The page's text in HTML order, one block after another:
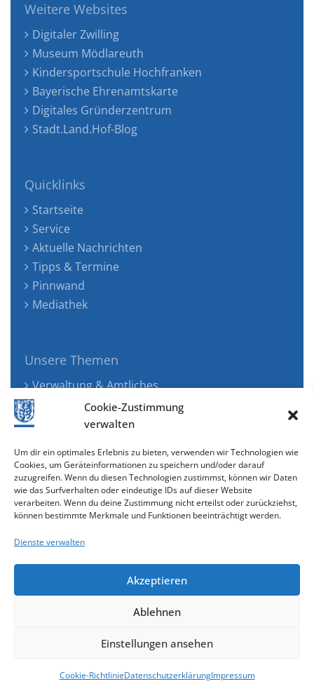
Cookie-Zustimmung
verwalten
Um dir ein optimales Erlebnis zu bieten, verwenden wir Technologien wie
Cookies, um Geräteinformationen zu speichern und/oder darauf
zuzugreifen. Wenn du diesen Technologien zustimmst, können wir Daten
wie das Surfverhalten oder eindeutige IDs auf dieser Website
verarbeiten. Wenn du deine Zustimmung nicht erteilst oder zurückziehst,
können bestimmte Merkmale und Funktionen beeinträchtigt werden.
Dienste verwalten
Akzeptieren
Ablehnen
Einstellungen ansehen
Cookie-RichtlinieDatenschutzerklärungImpressum
Weitere Websites
Digitaler Zwilling
Museum Mödlareuth
Kindersportschule Hochfranken
Bayerische Ehrenamtskarte
Digitales Gründerzentrum
Stadt.Land.Hof-Blog
Quicklinks
Startseite
Service
Aktuelle Nachrichten
Tipps & Termine
Pinnwand
Mediathek
Unsere Themen
Verwaltung & Amtliches
Jugend, Familie & Gesundheit
Tourismus, Freizeit & Ökologie
Wirtschaft & Verkehr
Senioren & Inklusion
gestaltet & entwickelt mit